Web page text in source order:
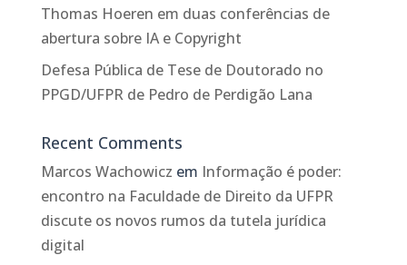
Thomas Hoeren em duas conferências de
abertura sobre IA e Copyright
Defesa Pública de Tese de Doutorado no
PPGD/UFPR de Pedro de Perdigão Lana
Recent Comments
Marcos Wachowicz em Informação é poder:
encontro na Faculdade de Direito da UFPR
discute os novos rumos da tutela jurídica
digital